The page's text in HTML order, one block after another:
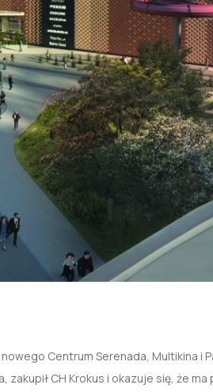
Centrum Serenada, Multikina i
zakupił CH Krokus i okazuje się, że ma